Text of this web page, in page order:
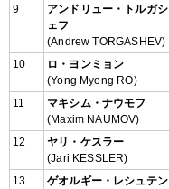
9
アンドリュー・トルガシ
ェフ
(Andrew TORGASHEV)
10
ロ・ヨンミョン
(Yong Myong RO)
11
マキシム・ナウモフ
(Maxim NAUMOV)
12
ヤリ・ケスラー
(Jari KESSLER)
13
ゲオルギー・レシュテン